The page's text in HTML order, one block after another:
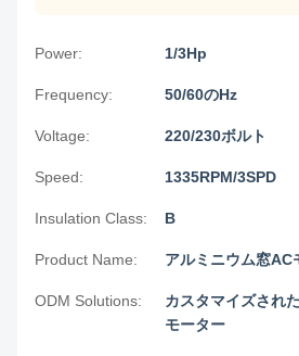
Power: 1/3Hp
Frequency: 50/60のHz
Voltage: 220/230ボルト
Speed: 1335RPM/3SPD
Insulation Class: B
Product Name: アルミニウム窓AC
ODM Solutions:
カスタマイズされ
モーター